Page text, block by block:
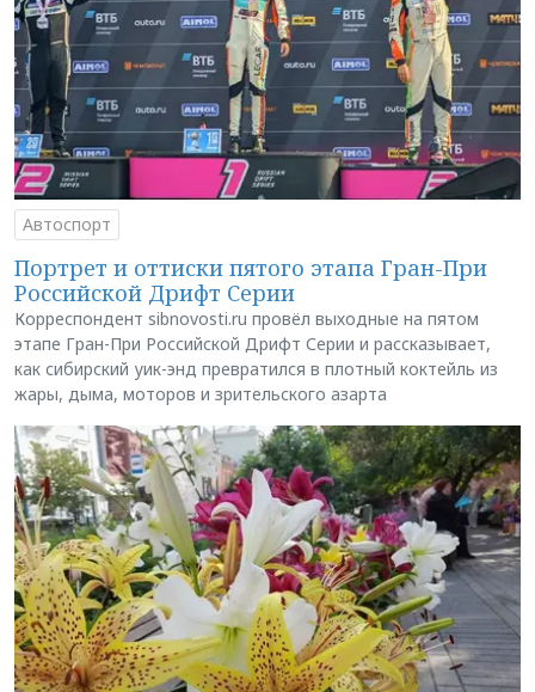
Автоспорт
Портрет и оттиски пятого этапа Гран-При
Российской Дрифт Серии
Корреспондент sibnovosti.ru провёл выходные на пятом
этапе Гран-При Российской Дрифт Серии и рассказывает,
как сибирский уик-энд превратился в плотный коктейль из
жары, дыма, моторов и зрительского азарта